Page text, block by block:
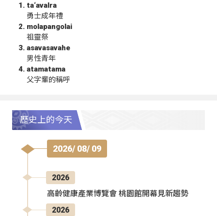
ta‘avalra
勇士成年禮
molapangolai
祖靈祭
asavasavahe
男性青年
atamatama
父字輩的稱呼
歷史上的今天
2026/ 08/ 09
2026
高齡健康產業博覽會 桃園館開幕見新趨勢
2026